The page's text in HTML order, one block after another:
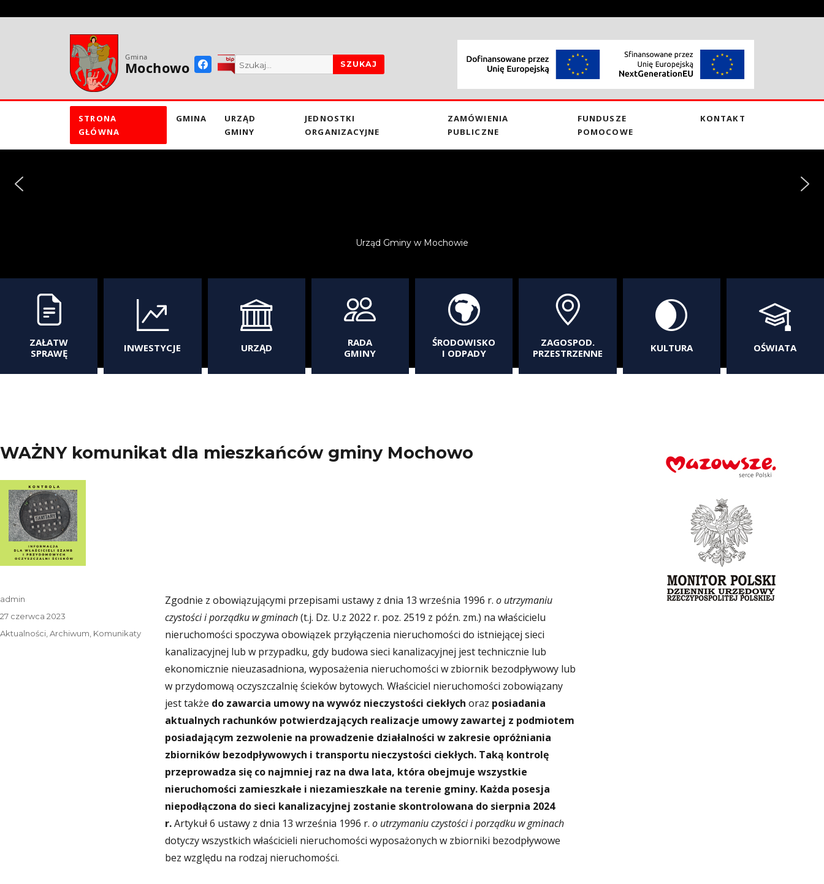
treści
Urząd Gminy w Mochowie
Gmina
Mochowo SZUKAJ
STRONA
GŁÓWNA
GMINA
URZĄD
GMINY
JEDNOSTKI
ORGANIZACYJNE
ZAMÓWIENIA
PUBLICZNE
FUNDUSZE
POMOCOWE
KONTAKT
ZAŁATW
SPRAWĘ
INWESTYCJE URZĄD
RADA
GMINY
ŚRODOWISKO
I ODPADY
ZAGOSPOD.
PRZESTRZENNE
KULTURA OŚWIATA
WAŻNY komunikat dla mieszkańców gminy Mochowo
Zgodnie z obowiązującymi przepisami ustawy z dnia 13 września 1996 r. o utrzymaniu
czystości i porządku w gminach(t.j. Dz. U.z 2022 r. poz. 2519 z późn. zm.) na właścicielu
nieruchomości spoczywa obowiązek przyłączenia nieruchomości do istniejącej sieci
kanalizacyjnej lub w przypadku, gdy budowa sieci kanalizacyjnej jest technicznie lub
ekonomicznie nieuzasadniona, wyposażenia nieruchomości w zbiornik bezodpływowy lub
w przydomową oczyszczalnię ścieków bytowych. Właściciel nieruchomości zobowiązany
jest także do zawarcia umowy na wywóz nieczystości ciekłych oraz posiadania
aktualnych rachunków potwierdzających realizacje umowy zawartej z podmiotem
posiadającym zezwolenie na prowadzenie działalności w zakresie opróżniania
zbiorników bezodpływowych i transportu nieczystości ciekłych. Taką kontrolę
przeprowadza się co najmniej raz na dwa lata, która obejmuje wszystkie
nieruchomości zamieszkałe i niezamieszkałe na terenie gminy. Każda posesja
niepodłączona do sieci kanalizacyjnej zostanie skontrolowana do sierpnia 2024
r.Artykuł 6 ustawy z dnia 13 września 1996 r. o utrzymaniu czystości i porządku w gminach
dotyczy wszystkich właścicieli nieruchomości wyposażonych w zbiorniki bezodpływowe
bez względu na rodzaj nieruchomości.
Autor
admin
Data
publikacji
27 czerwca 2023
Kategorie
Aktualności,Archiwum, Komunikaty